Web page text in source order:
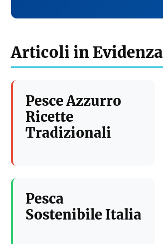
Articoli in Evidenza
Pesce Azzurro
Ricette
Tradizionali
Pesca
Sostenibile Italia